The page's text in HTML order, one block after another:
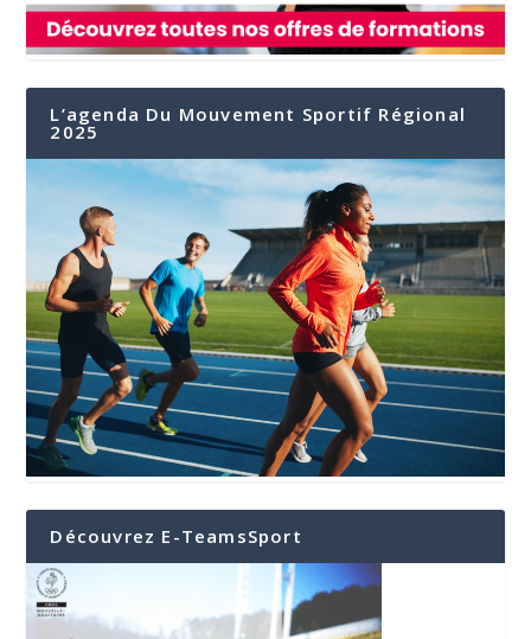
L’agenda Du Mouvement Sportif Régional
2025
Découvrez E-TeamsSport